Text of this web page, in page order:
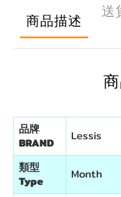
商品描述
送
品牌
BRAND
Lessis
類型
Type
Month